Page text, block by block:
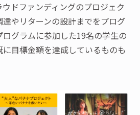
ドファンディングのプロジェク
達やリターンの設計までをプログ
グラムに参加した19名の学生の
目標金額を達成しているものも